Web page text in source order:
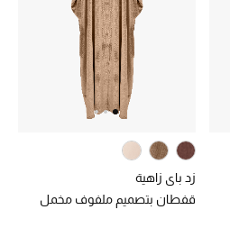
زد باي زاهية
قفطان بتصميم ملفوف مخمل